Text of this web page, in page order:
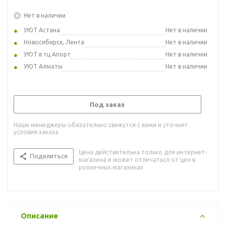
Нет в наличии
УЮТ Астана
Нет в наличии
Новосибирск, Лента
Нет в наличии
УЮТ в тц Апорт
Нет в наличии
УЮТ Алматы
Нет в наличии
Под заказ
Наши менеджеры обязательно свяжутся с вами и уточнят
условия заказа
Поделиться
Цена действительна только для интернет-
магазина и может отличаться от цен в
розничных магазинах
Описание